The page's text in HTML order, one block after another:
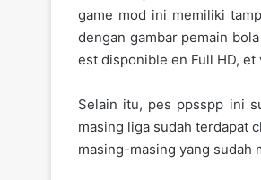
game mod ini memiliki
dengan gambar pemain
est disponible en Full HD,
Selain itu, pes ppsspp ini
masing liga sudah terdapat
masing-masing yang sudah